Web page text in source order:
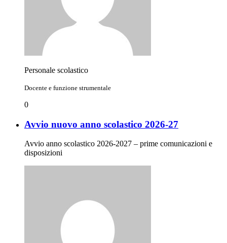
Personale scolastico
Docente e funzione strumentale
0
Avvio nuovo anno scolastico 2026-27
Avvio anno scolastico 2026-2027 – prime comunicazioni e
disposizioni